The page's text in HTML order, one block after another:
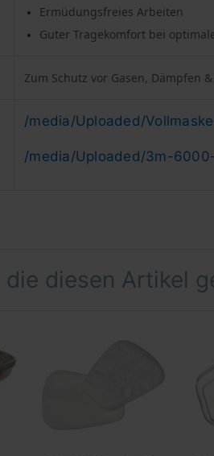
Ermüdungsfreies Arbeiten
Guter Tragekomfort bei
Zum Schutz vor Gasen, Dämpfen
/media/Uploaded/
/media/Uploaded/3m-
die diesen Artikel